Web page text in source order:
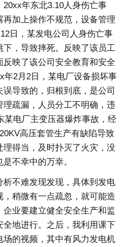
年东北3.10人身伤亡事
加上操作不规范，设备管理
日，某发电公司人身伤亡事
，导致摔死。反映了该员工
映了该公司安全教育和安全
年2月2日，某电厂设备损坏事
导致的，归根到底，是公司
疏漏，人员分工不明确，违
某电厂主变压器爆炸事故，经
高压套管生产有缺陷导致
理得当，及时扑灭了火灾，没
不幸中的万幸。
析不难发现发现，具体到发电
稍微有一点疏忽，就可能造
业要建立健全安全生产和监
地进行。之后，我利用课下
场的视频，其中有风力发电机